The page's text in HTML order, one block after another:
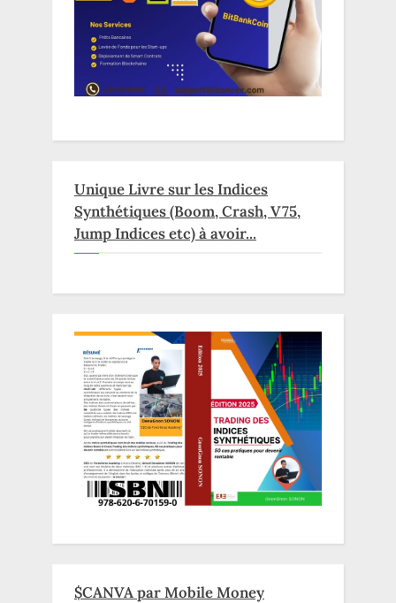
Unique Livre sur les Indices
Synthétiques (Boom, Crash, V75,
Jump Indices etc) à avoir...
$CANVA par Mobile Money